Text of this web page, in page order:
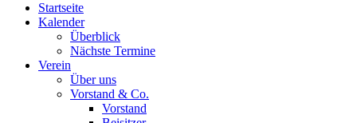
Startseite
Kalender
Überblick
Nächste Termine
Verein
Über uns
Vorstand & Co.
Vorstand